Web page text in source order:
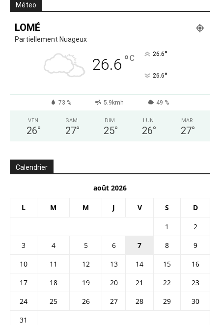
Méteo
LOMÉ
Partiellement Nuageux
26.6 °C 26.6°
26.6°
73 % 5.9kmh 49 %
VEN
26°
SAM
27°
DIM
25°
LUN
26°
MAR
27°
Calendrier
août 2026
L M M J V S D
1
2
3
4 5 6 7 8
9
10
11 12 13 14 15
16
17
18 19 20 21 22
23
24
25 26 27 28 29
30
31